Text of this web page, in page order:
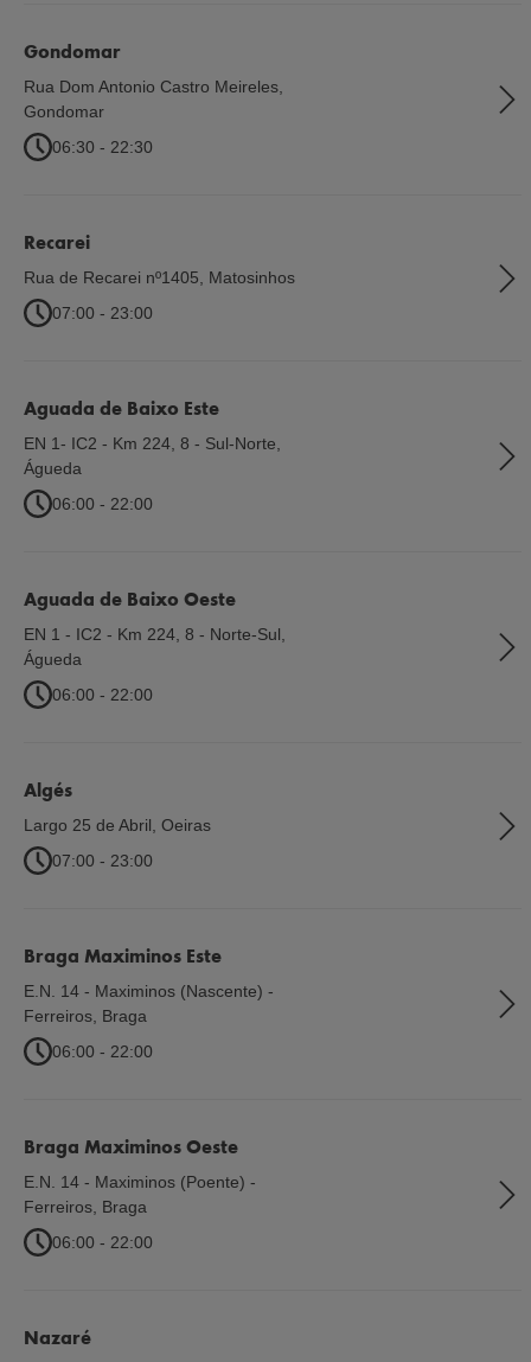
Gondomar
Rua Dom Antonio Castro Meireles
Gondomar
06:30 - 22:30
Recarei
Rua de Recarei nº1405
Matosinhos
07:00 - 23:00
Aguada de Baixo Este
EN 1- IC2 - Km 224, 8 - Sul-Norte
Águeda
06:00 - 22:00
Aguada de Baixo Oeste
EN 1 - IC2 - Km 224, 8 - Norte-Sul
Águeda
06:00 - 22:00
Algés
Largo 25 de Abril Oeiras
07:00 - 23:00
Braga Maximinos Este
E.N. 14 - Maximinos (Nascente) -
Ferreiros Braga
06:00 - 22:00
Braga Maximinos Oeste
E.N. 14 - Maximinos (Poente) -
Ferreiros Braga
06:00 - 22:00
Nazaré